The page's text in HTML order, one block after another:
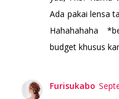
Ada pakai lensa
Hahahahaha
budget khusus
Furisukabo